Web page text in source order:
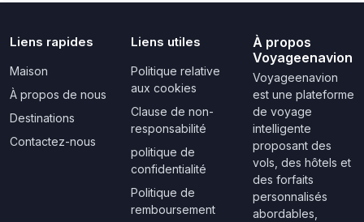
Liens rapides
Maison
À propos de nous
Destinations
Contactez-nous
Liens utiles
Politique relative
aux cookies
Clause de non-
responsabilité
politique de
confidentialité
Politique de
remboursement
À propos
Voyageenavion
Voyageenavion
est une plateforme
de voyage
intelligente
proposant des
vols, des hôtels et
des forfaits
personnalisés
abordables,